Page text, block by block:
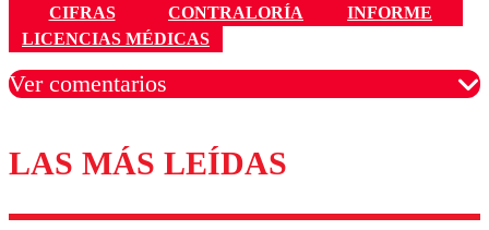
CIFRAS CONTRALORÍA
INFORME
LICENCIAS MÉDICAS
Ver comentarios
Los comentarios son moderados para garantizar un
diálogo respetuoso.
LAS MÁS LEÍDAS